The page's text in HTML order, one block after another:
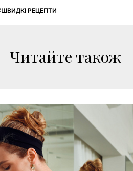
ШВИДКІ РЕЦЕПТИ
Читайте також